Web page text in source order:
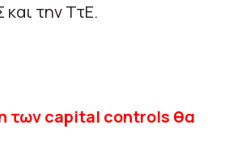
την ΤτΕ.
των capital controls θα